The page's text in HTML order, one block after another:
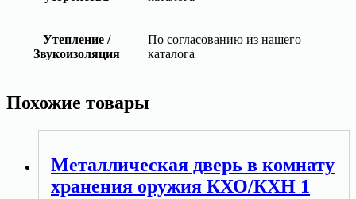
Утепление /
Звукоизоляция
По согласованию из нашего
каталога
Похожие товары
Металлическая дверь в комнату
хранения оружия КХО/КХН 1